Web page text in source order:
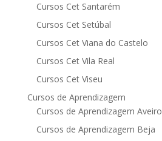
Cursos Cet Santarém
Cursos Cet Setúbal
Cursos Cet Viana do Castelo
Cursos Cet Vila Real
Cursos Cet Viseu
Cursos de Aprendizagem
Cursos de Aprendizagem Aveiro
Cursos de Aprendizagem Beja